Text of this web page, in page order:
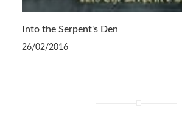
Into the Serpent's Den
26/02/2016